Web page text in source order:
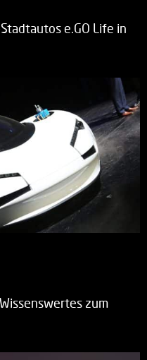
e.GO Life in
zum